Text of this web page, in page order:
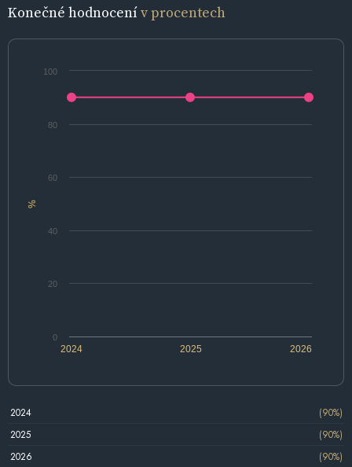
Konečné hodnocenív procentech
%
2024 2025 2026
0
20
40
60
80
100
2024
(90%)
2025
(90%)
2026
(90%)